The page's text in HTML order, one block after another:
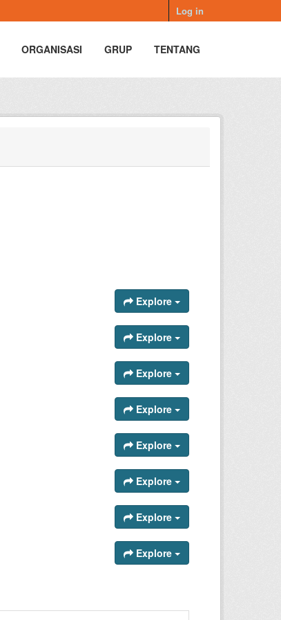
Log in
ORGANISASI GRUP TENTANG
Explore
Explore
Explore
Explore
Explore
Explore
Explore
Explore